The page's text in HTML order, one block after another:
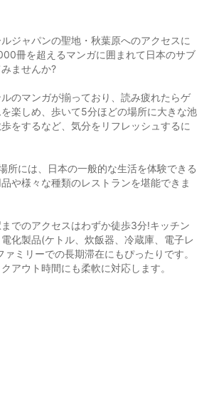
ジャパンの聖地・秋葉原へのアクセスに
冊を超えるマンガに囲まれて日本のサブ
ませんか?
のマンガが揃っており、読み疲れたらゲ
楽しめ、歩いて5分ほどの場所に大きな池
をするなど、気分をリフレッシュするに
所には、日本の一般的な生活を体験できる
や様々な種類のレストランを堪能できま
でのアクセスはわずか徒歩3分!キッチン
化製品(ケトル、炊飯器、冷蔵庫、電子レ
ミリーでの長期滞在にもぴったりです。
アウト時間にも柔軟に対応します。
きにはたまらない空間で日本での滞在を